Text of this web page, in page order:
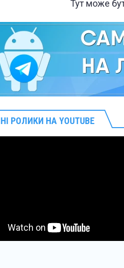
Тут може
РОЛИКИ НА YOUTUBE